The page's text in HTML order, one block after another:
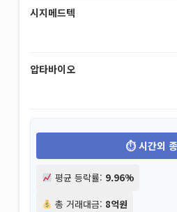
시지메드텍
압타바이오
시간외
평균 등락률: 9.96%
총 거래대금: 8억원